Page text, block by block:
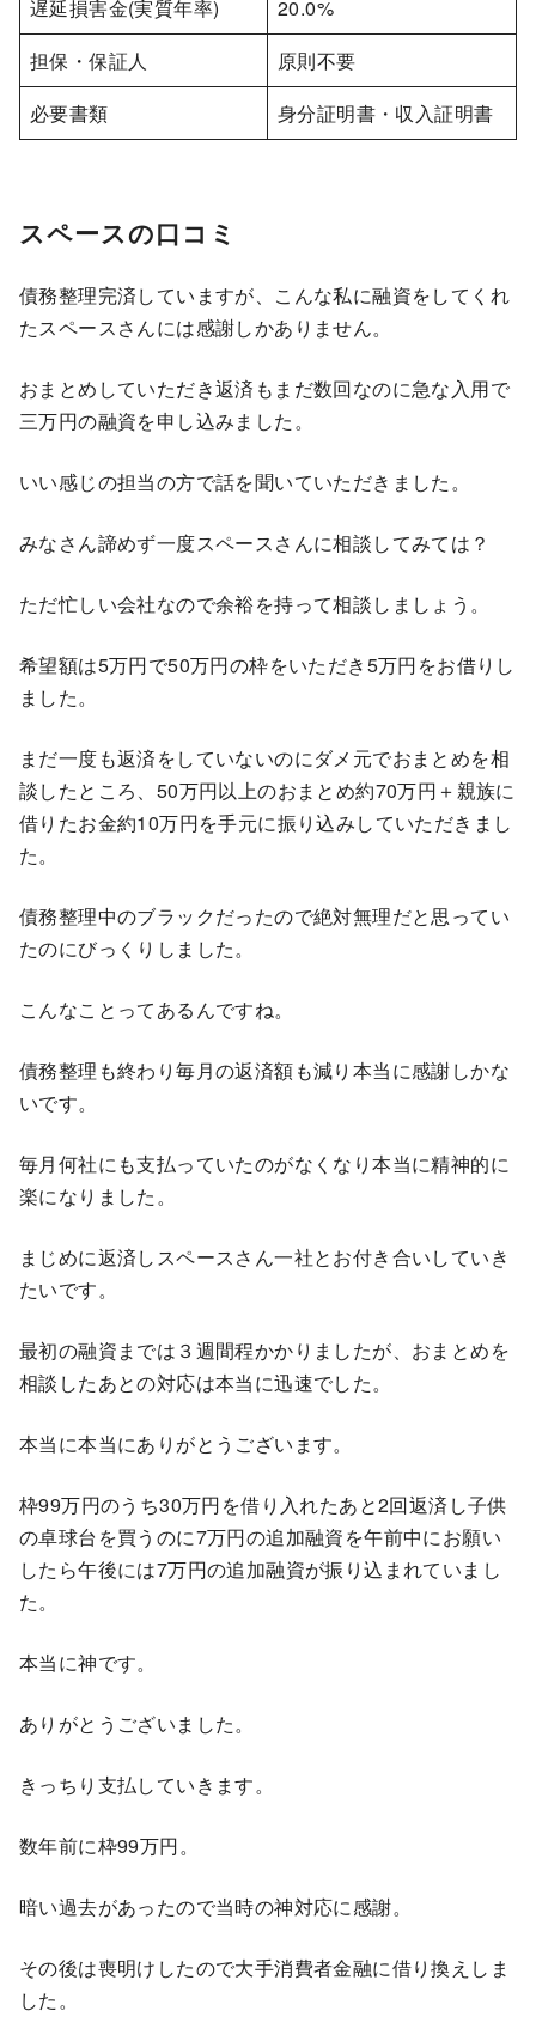
遅延損害金(実質年率)
20.0%
担保・保証人
原則不要
必要書類
身分証明書・収入証明書
スペースの口コミ
債務整理完済していますが、こんな私に融資をしてくれ
たスペースさんには感謝しかありません。
おまとめしていただき返済もまだ数回なのに急な入用で
三万円の融資を申し込みました。
いい感じの担当の方で話を聞いていただきました。
みなさん諦めず一度スペースさんに相談してみては？
ただ忙しい会社なので余裕を持って相談しましょう。
希望額は5万円で50万円の枠をいただき5万円をお借りし
ました。
まだ一度も返済をしていないのにダメ元でおまとめを相
談したところ、50万円以上のおまとめ約70万円＋親族に
借りたお金約10万円を手元に振り込みしていただきまし
た。
債務整理中のブラックだったので絶対無理だと思ってい
たのにびっくりしました。
こんなことってあるんですね。
債務整理も終わり毎月の返済額も減り本当に感謝しかな
いです。
毎月何社にも支払っていたのがなくなり本当に精神的に
楽になりました。
まじめに返済しスペースさん一社とお付き合いしていき
たいです。
最初の融資までは３週間程かかりましたが、おまとめを
相談したあとの対応は本当に迅速でした。
本当に本当にありがとうございます。
枠99万円のうち30万円を借り入れたあと2回返済し子供
の卓球台を買うのに7万円の追加融資を午前中にお願い
したら午後には7万円の追加融資が振り込まれていまし
た。
本当に神です。
ありがとうございました。
きっちり支払していきます。
数年前に枠99万円。
暗い過去があったので当時の神対応に感謝。
その後は喪明けしたので大手消費者金融に借り換えしま
した。